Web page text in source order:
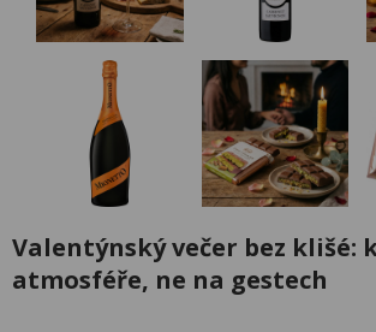
Valentýnský večer bez klišé:
atmosféře, ne na gestech